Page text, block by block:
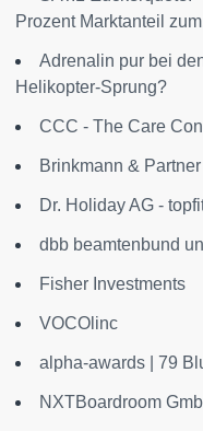
Prozent Marktanteil
Adrenalin pur bei
Helikopter-Sprung?
CCC - The Care
Brinkmann & Partner
Dr. Holiday AG -
dbb beamtenbund
Fisher Investments
VOCOlinc
alpha-awards | 79
NXTBoardroom